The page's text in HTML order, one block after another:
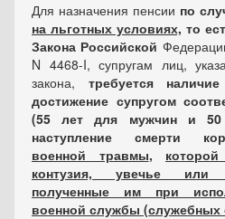
Для назначения пенсии по
на льготных условиях, то
Закона Российской
N 4468-I, супругам лиц,
закона, требуется
достижение супругом
(55 лет для мужчин и
наступление смерти
военной травмы,
контузия, увечье или
полученные им при
военной службы (служебных